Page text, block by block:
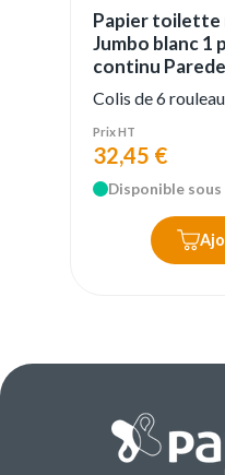
Papier toilette
Jumbo blanc 1
continu
Colis de 6
Prix HT
32,45 €
Disponible sous